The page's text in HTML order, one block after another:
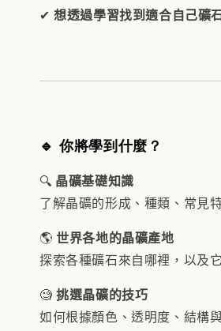
✔想透過學習找到適合自己礦
🔹 你將學到什麼？
🔍 晶礦基礎知識
了解晶礦的形成、種類、常見
🌎世界各地的晶礦產地
探索各種礦石來自哪裡，以及
🧐挑選晶礦的技巧
如何根據顏色、透明度、結構